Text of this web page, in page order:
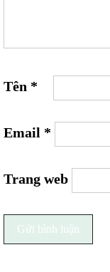
Tên *
Email *
Trang web